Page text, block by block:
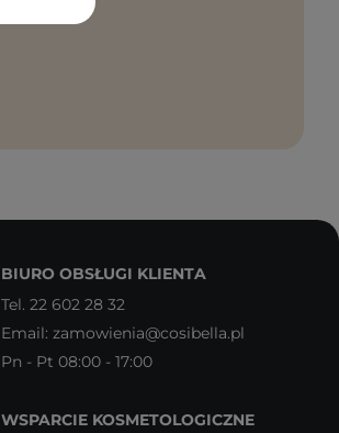
BIURO OBSŁUGI KLIENTA
Tel. 22 602 28 32
Email: zamowienia@cosibella.pl
Pn - Pt 08:00 - 17:00
WSPARCIE KOSMETOLOGICZNE